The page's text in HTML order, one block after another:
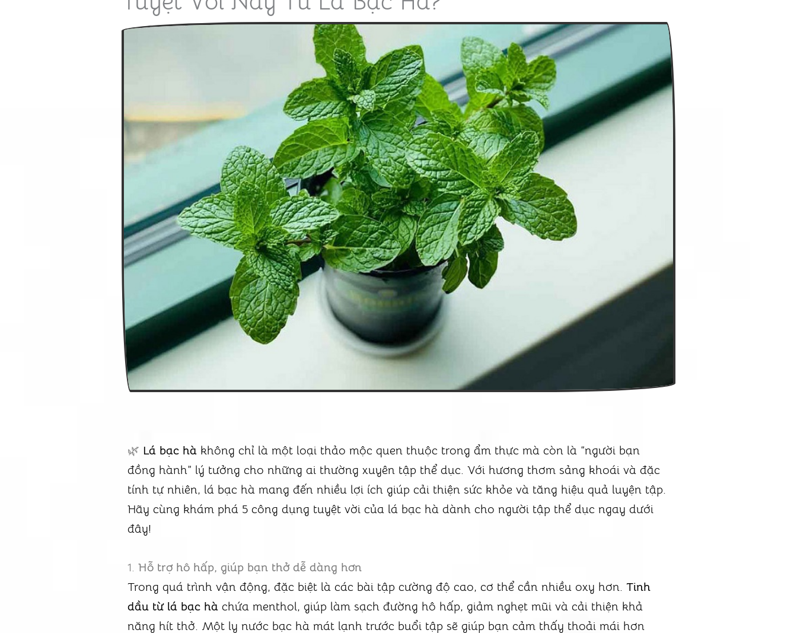
🌿 Lá bạc hà không chỉ là một loại thảo mộc quen thuộc trong ẩm thực mà còn là “người bạn
đồng hành” lý tưởng cho những ai thường xuyên tập thể dục. Với hương thơm sảng khoái và đặc
tính tự nhiên, lá bạc hà mang đến nhiều lợi ích giúp cải thiện sức khỏe và tăng hiệu quả luyện tập.
Hãy cùng khám phá 5 công dụng tuyệt vời của lá bạc hà dành cho người tập thể dục ngay dưới
đây!
1.Hỗ trợ hô hấp, giúp bạn thở dễ dàng hơn
Trong quá trình vận động, đặc biệt là các bài tập cường độ cao, cơ thể cần nhiều oxy hơn.Tinh
dầu từ lá bạc hà chứa menthol, giúp làm sạch đường hô hấp, giảm nghẹt mũi và cải thiện khả
năng hít thở. Một ly nước bạc hà mát lạnh trước buổi tập sẽ giúp bạn cảm thấy thoải mái hơn